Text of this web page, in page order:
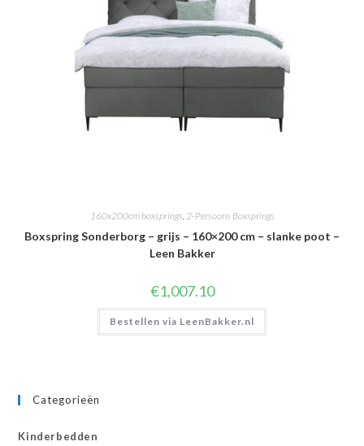
160x200cm boxsprings,2-Persoons Boxsprings
Boxspring Sonderborg – grijs – 160×200 cm – slanke poot –
Leen Bakker
€1,007.10
Bestellen via LeenBakker.nl
Categorieën
Kinderbedden